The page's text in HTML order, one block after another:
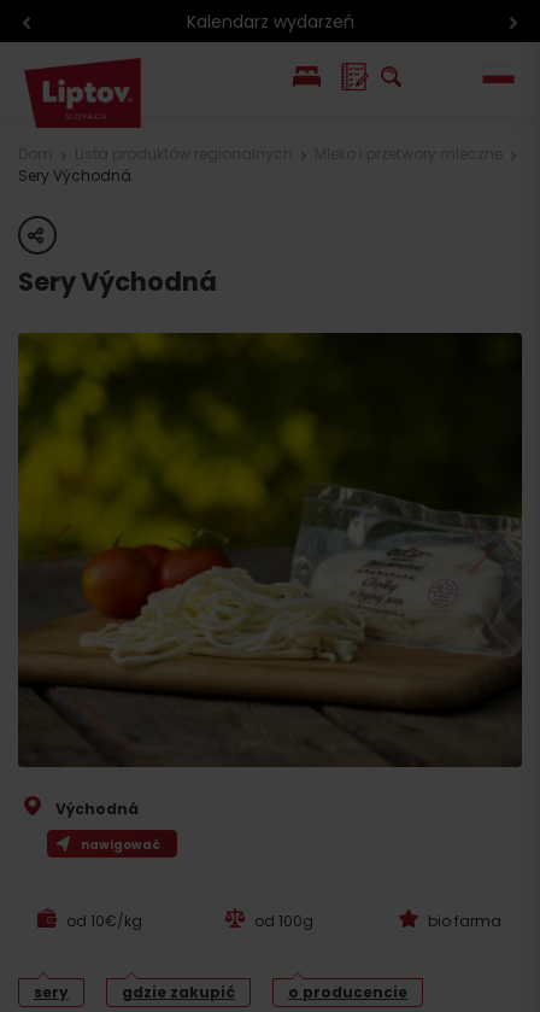
Kalendarz wydarzeń
Sery Východná
share
Sery Východná
od 10€/kg od 100g bio farma
sery gdzie zakupić o producencie
Východná
nawigować